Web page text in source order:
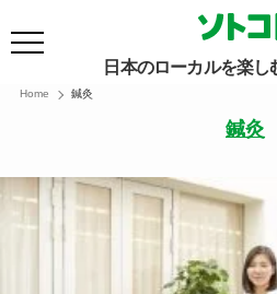
日本のローカルを楽し
Home 鍼灸
鍼灸